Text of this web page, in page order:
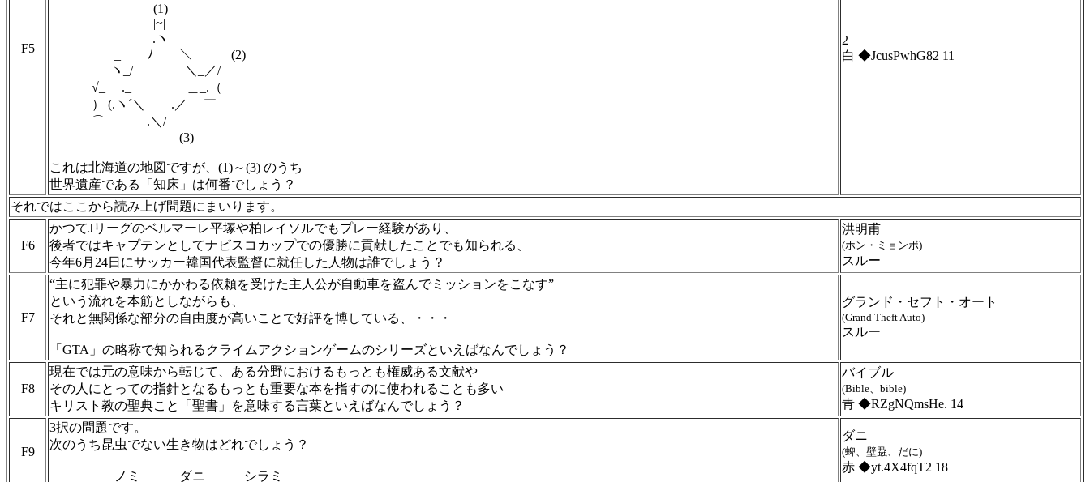
F5
(1)
|~|
| .ヽ
_ ﾉ ＼ (2)
|ヽ_/ ＼_／/
√_ ._ ＿_.（
） (.ヽ´＼ .／ ￣
⌒ .＼/
(3)
これは北海道の地図ですが、(1)～(3) のうち
世界遺産である「知床」は何番でしょう？
2
白 ◆JcusPwhG82 11
それではここから読み上げ問題にまいります。
F6
かつてJリーグのベルマーレ平塚や柏レイソルでもプレー経験があり、
後者ではキャプテンとしてナビスコカップでの優勝に貢献したことでも知られる、
今年6月24日にサッカー韓国代表監督に就任した人物は誰でしょう？
洪明甫
(ホン・ミョンボ)
スルー
F7
“主に犯罪や暴力にかかわる依頼を受けた主人公が自動車を盗んでミッションをこなす”
という流れを本筋としながらも、
それと無関係な部分の自由度が高いことで好評を博している、・・・
「GTA」の略称で知られるクライムアクションゲームのシリーズといえばなんでしょう？
グランド・セフト・オート
(Grand Theft Auto)
スルー
F8
現在では元の意味から転じて、ある分野におけるもっとも権威ある文献や
その人にとっての指針となるもっとも重要な本を指すのに使われることも多い
キリスト教の聖典こと「聖書」を意味する言葉といえばなんでしょう？
バイブル
(Bible、bible)
青 ◆RZgNQmsHe. 14
F9
3択の問題です。
次のうち昆虫でない生き物はどれでしょう？
ノミ ダニ シラミ
ダニ
(蜱、壁蝨、だに)
赤 ◆yt.4X4fqT2 18